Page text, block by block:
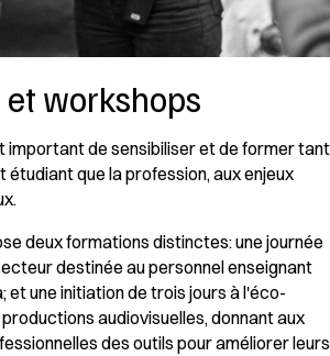
workshops
important de sensibiliser et de former tant
étudiant que la profession, aux enjeux
deux formations distinctes: une journée
destinée au personnel enseignant
et une initiation de trois jours à l'éco-
audiovisuelles, donnant aux
des outils pour améliorer leurs